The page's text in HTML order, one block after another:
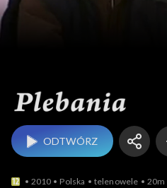
ODTWÓRZ
2010 Polska telenowele 20m